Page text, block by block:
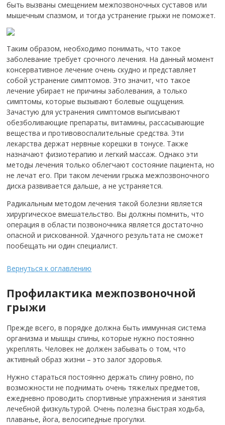
быть вызваны смещением межпозвоночных суставов или
мышечным спазмом, и тогда устранение грыжи не поможет.
Таким образом, необходимо понимать, что такое
заболевание требует срочного лечения. На данный момент
консервативное лечение очень скудно и представляет
собой устранение симптомов. Это значит, что такое
лечение убирает не причины заболевания, а только
симптомы, которые вызывают болевые ощущения.
Зачастую для устранения симптомов выписывают
обезболивающие препараты, витамины, рассасывающие
вещества и противовоспалительные средства. Эти
лекарства держат нервные корешки в тонусе. Также
назначают физиотерапию и легкий массаж. Однако эти
методы лечения только облегчают состояние пациента, но
не лечат его. При таком лечении грыжа межпозвоночного
диска развивается дальше, а не устраняется.
Радикальным методом лечения такой болезни является
хирургическое вмешательство. Вы должны помнить, что
операция в области позвоночника является достаточно
опасной и рискованной. Удачного результата не сможет
пообещать ни один специалист.
Вернуться к оглавлению
Профилактика межпозвоночной
грыжи
Прежде всего, в порядке должна быть иммунная система
организма и мышцы спины, которые нужно постоянно
укреплять. Человек не должен забывать о том, что
активный образ жизни – это залог здоровья.
Нужно стараться постоянно держать спину ровно, по
возможности не поднимать очень тяжелых предметов,
ежедневно проводить спортивные упражнения и занятия
лечебной физкультурой. Очень полезна быстрая ходьба,
плаванье, йога, велосипедные прогулки.